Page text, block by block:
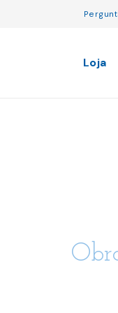
Loja